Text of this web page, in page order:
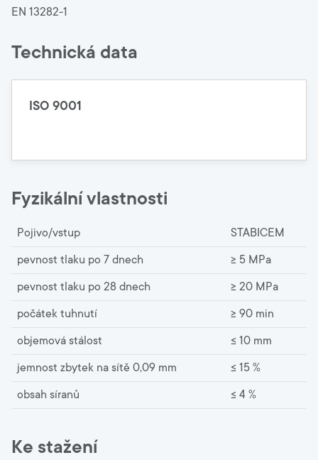
EN 13282-1
Technická data
ISO 9001
Fyzikální vlastnosti
Pojivo/vstup
STABICEM
pevnost tlaku po 7 dnech
≥ 5 MPa
pevnost tlaku po 28 dnech
≥ 20 MPa
počátek tuhnutí
≥ 90 min
objemová stálost
≤ 10 mm
jemnost zbytek na sítě 0,09 mm
≤ 15 %
obsah síranů
≤ 4 %
Ke stažení